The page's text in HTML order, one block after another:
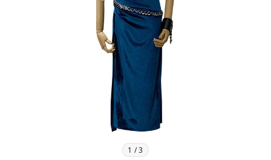
1 /3